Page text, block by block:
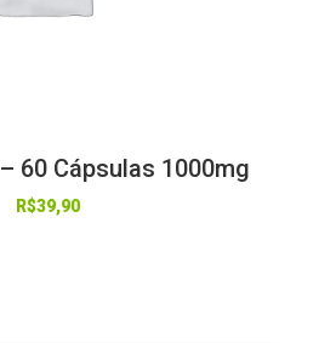
– 60 Cápsulas 1000mg
R$39,90